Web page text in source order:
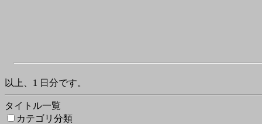
以上、1 日分です。
タイトル一覧
カテゴリ分類